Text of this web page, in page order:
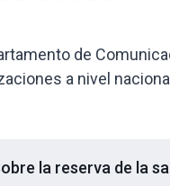
de
a nivel
la reserva de la